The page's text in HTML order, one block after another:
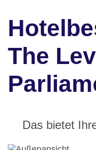
The
Das bietet